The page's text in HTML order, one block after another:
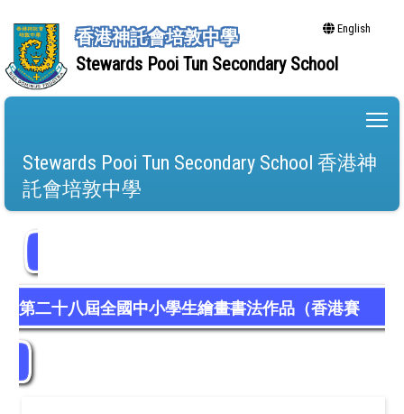
香港神託會培敦中學
Stewards Pooi Tun Secondary School
English
Stewards Pooi Tun Secondary School 香港神
託會培敦中學
第二十八屆全國中小學生繪畫書法作品（香港賽